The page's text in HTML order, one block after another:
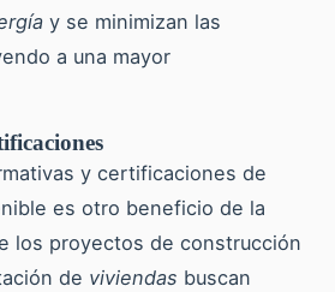
y se minimizan las
a una mayor
y certificaciones de
es otro beneficio de la
los proyectos de construcción
de viviendas buscan